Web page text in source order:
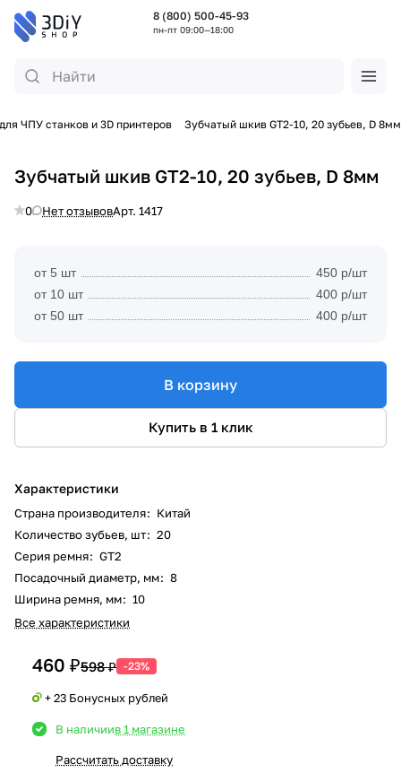
8 (800) 500-45-93
пн-пт 09:00—18:00
ЧПУ станков и 3D принтеров Зубчатый шкив GT2-10, 20 зубьев, D 8мм
Зубчатый шкив GT2-10, 20 зубьев, D 8мм
0 Нет отзывовАрт. 1417
от 5 шт
450 р/шт
от 10 шт
400 р/шт
от 50 шт
400 р/шт
В корзину
Купить в 1 клик
Характеристики
Страна производителя: Китай
Количество зубьев, шт: 20
Серия ремня: GT2
Посадочный диаметр, мм: 8
Ширина ремня, мм: 10
Все характеристики
460 ₽598 ₽ -23%
+ 23 Бонусных рублей
В наличиив 1 магазине
Рассчитать доставку